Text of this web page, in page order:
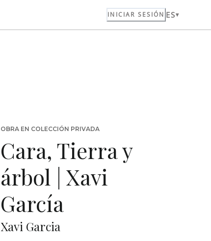
INICIAR SESIÓN ES
OBRA EN COLECCIÓN PRIVADA
Cara, Tierra y
árbol | Xavi
García
Xavi Garcia